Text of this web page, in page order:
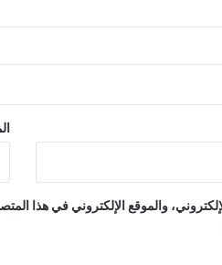
والموقع الإلكتروني في هذا